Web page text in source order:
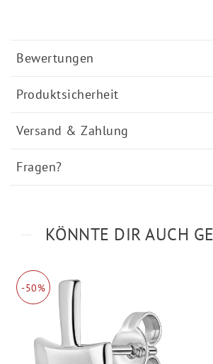
Bewertungen
Produktsicherheit
Versand & Zahlung
Fragen?
KÖNNTE DIR AUCH
-50%